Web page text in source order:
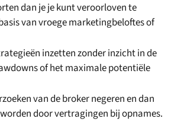
dan je je kunt veroorloven te
van vroege marketingbeloftes of
inzetten zonder inzicht in de
of het maximale potentiële
van de broker negeren en dan
door vertragingen bij opnames.